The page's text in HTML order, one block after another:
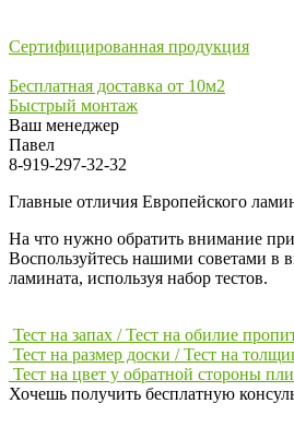
Сертифицированная продукция
Бесплатная доставка от 10м2
Быстрый монтаж
Ваш менеджер
Павел
8-919-297-32-32
Главные отличия Европейского
На что нужно обратить внимание
Воспользуйтесь нашими советами в
ламината, используя набор тестов.
Тест на запах / Тест на обилие
Тест на размер доски / Тест на
Тест на цвет у обратной стороны
Хочешь получить бесплатную